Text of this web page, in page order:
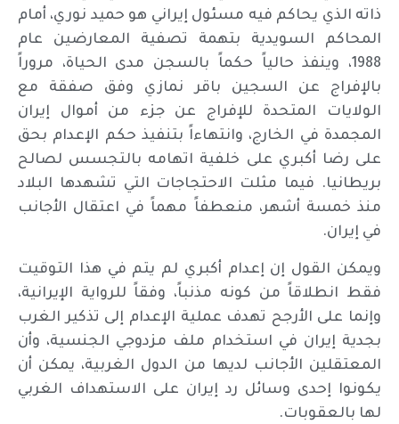
ذاته الذي يحاكم فيه مسئول إيراني هو حميد نوري، أمام
المحاكم السويدية بتهمة تصفية المعارضين عام
1988، وينفذ حالياً حكماً بالسجن مدى الحياة، مروراً
بالإفراج عن السجين باقر نمازي وفق صفقة مع
الولايات المتحدة للإفراج عن جزء من أموال إيران
المجمدة في الخارج، وانتهاءاً بتنفيذ حكم الإعدام بحق
على رضا أكبري على خلفية اتهامه بالتجسس لصالح
بريطانيا. فيما مثلت الاحتجاجات التي تشهدها البلاد
منذ خمسة أشهر، منعطفاً مهماً في اعتقال الأجانب
في إيران.
ويمكن القول إن إعدام أكبري لم يتم في هذا التوقيت
فقط انطلاقاً من كونه مذنباً، وفقاً للرواية الإيرانية،
وإنما على الأرجح تهدف عملية الإعدام إلى تذكير الغرب
بجدية إيران في استخدام ملف مزدوجي الجنسية، وأن
المعتقلين الأجانب لديها من الدول الغربية، يمكن أن
يكونوا إحدى وسائل رد إيران على الاستهداف الغربي
لها بالعقوبات.